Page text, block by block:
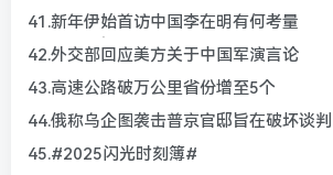
41.新年伊始首访中国李在明有何考量
42.外交部回应美方关于中国军演言论
43.高速公路破万公里省份增至5个
44.俄称乌企图袭击普京官邸旨在破坏谈判
45.#2025闪光时刻簿#